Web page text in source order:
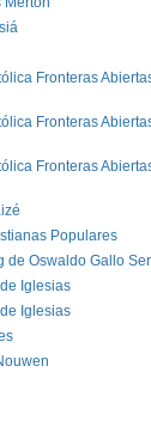
Fronteras
Fronteras
Fronteras
Populares
de Oswaldo Gallo
Iglesias
Iglesias